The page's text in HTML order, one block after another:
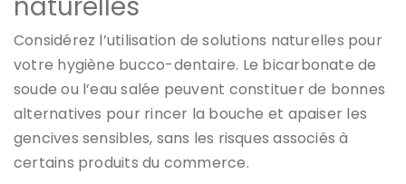
Considérez l’utilisation de solutions naturelles pour
votre hygiène bucco-dentaire. Le bicarbonate de
soude ou l’eau salée peuvent constituer de bonnes
alternatives pour rincer la bouche et apaiser les
gencives sensibles, sans les risques associés à
certains produits du commerce.